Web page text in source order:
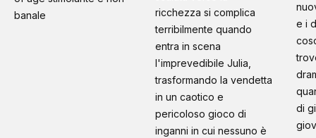
banale
ricchezza si complica
terribilmente quando
entra in scena
l'imprevedibile Julia,
trasformando la vendetta
in un caotico e
pericoloso gioco di
inganni in cui nessuno è
e i
di